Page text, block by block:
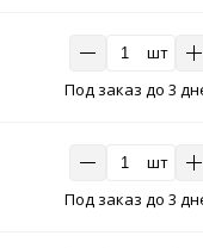
шт
Под заказ до 3
шт
Под заказ до 3